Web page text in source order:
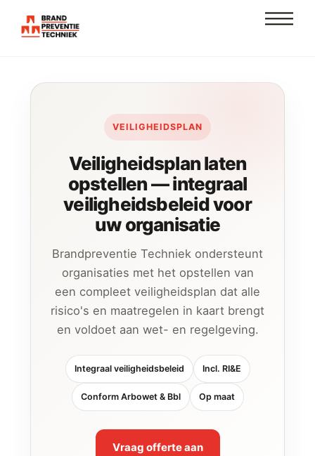
VEILIGHEIDSPLAN
Veiligheidsplan laten
opstellen — integraal
veiligheidsbeleid voor
uw organisatie
Brandpreventie Techniek ondersteunt
organisaties met het opstellen van
een compleet veiligheidsplan dat alle
risico's en maatregelen in kaart brengt
en voldoet aan wet- en regelgeving.
Integraal veiligheidsbeleid Incl. RI&E
Conform Arbowet & Bbl Op maat
Vraag offerte aan